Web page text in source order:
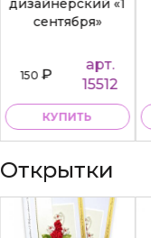
дизайнерский «1
сентября»
150₽
арт.
15512
КУПИТЬ
Открытки